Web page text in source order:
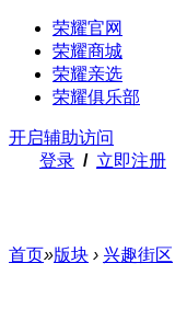
荣耀官网
荣耀商城
荣耀亲选
荣耀俱乐部
开启辅助访问
登录 / 立即注册
首页»版块 › 兴趣街区